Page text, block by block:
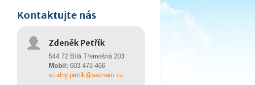
Kontaktujte nás
Zdeněk Petřík
544 72 Bílá Třemešná 203
Mobil: 603 478 466
studny.petrik@seznam.cz